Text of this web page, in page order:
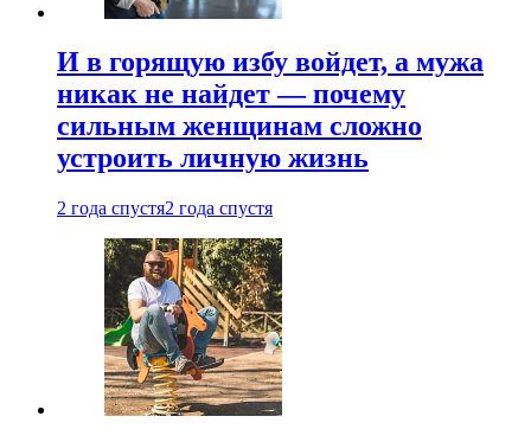
И в горящую избу войдет, а мужа
никак не найдет — почему
сильным женщинам сложно
устроить личную жизнь
2 года спустя2 года спустя